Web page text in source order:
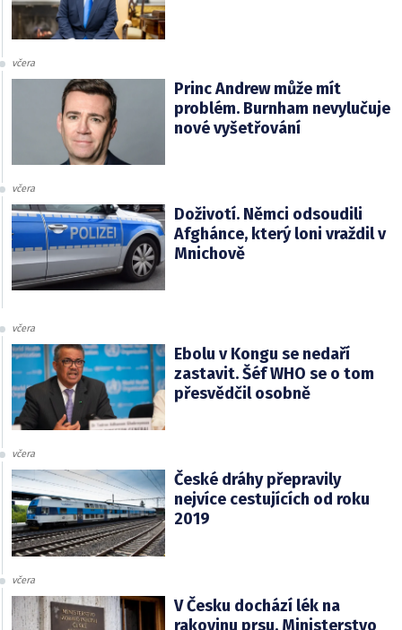
včera
Princ Andrew může mít
problém. Burnham nevylučuje
nové vyšetřování
včera
Doživotí. Němci odsoudili
Afghánce, který loni vraždil v
Mnichově
včera
Ebolu v Kongu se nedaří
zastavit. Šéf WHO se o tom
přesvědčil osobně
včera
České dráhy přepravily
nejvíce cestujících od roku
2019
včera
V Česku dochází lék na
rakovinu prsu. Ministerstvo